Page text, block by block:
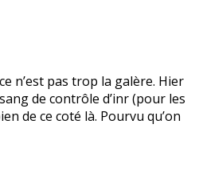
n’est pas trop la galère. Hier
de contrôle d’inr (pour les
de ce coté là. Pourvu qu’on